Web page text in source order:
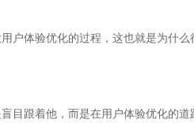
户体验优化的过程，这也就是为什
目跟着他，而是在用户体验优化的